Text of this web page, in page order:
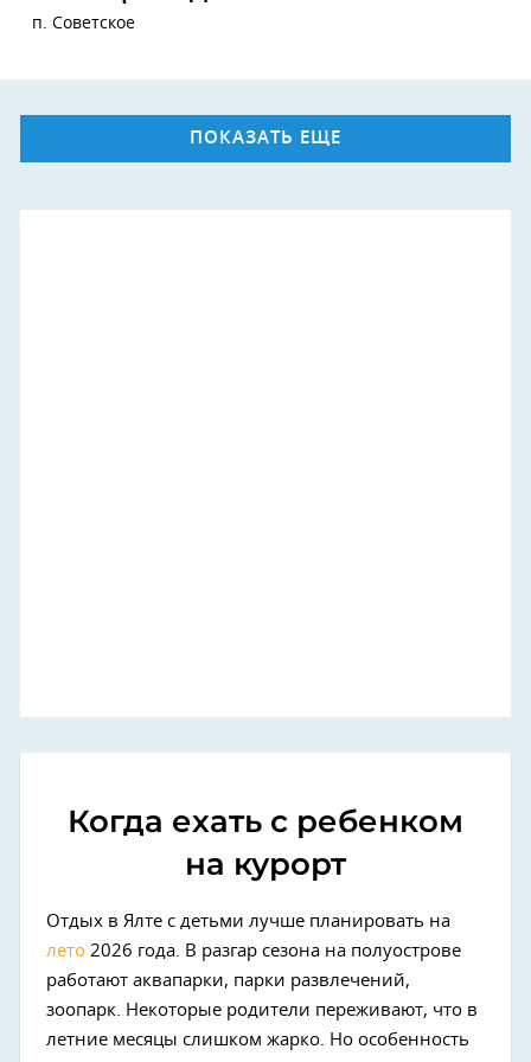
п. Советское
ПОКАЗАТЬ ЕЩЕ
Когда ехать с ребенком
на курорт
Отдых в Ялте с детьми лучше планировать на
лето 2026 года. В разгар сезона на полуострове
работают аквапарки, парки развлечений,
зоопарк. Некоторые родители переживают, что в
летние месяцы слишком жарко. Но особенность